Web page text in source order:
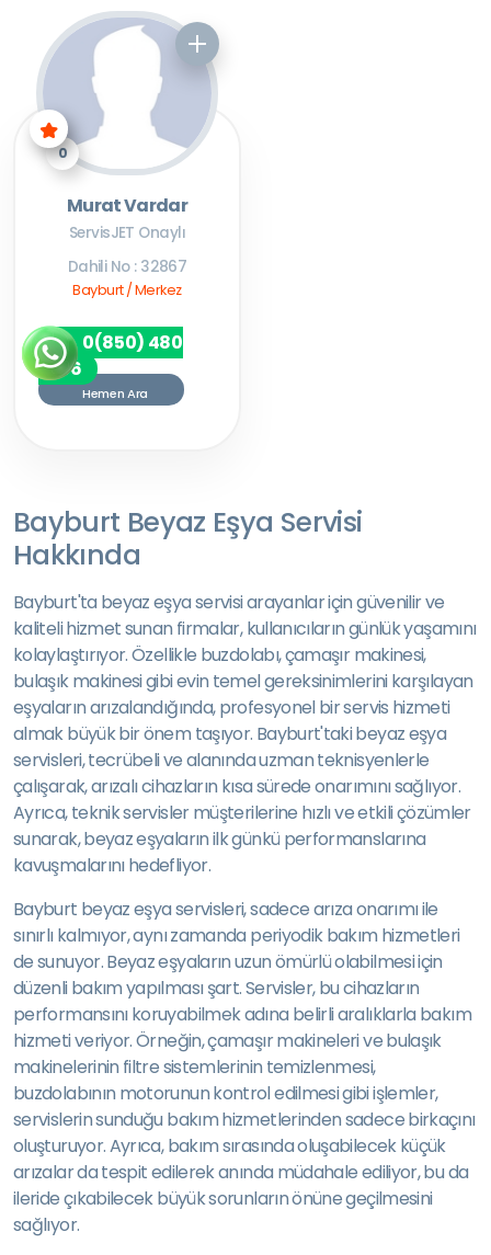
0
Murat Vardar
ServisJET Onaylı
Dahili No : 32867
Bayburt / Merkez
0(850) 480
7256
Hemen Ara
Bayburt Beyaz Eşya Servisi
Hakkında
Bayburt'ta beyaz eşya servisi arayanlar için güvenilir ve
kaliteli hizmet sunan firmalar, kullanıcıların günlük yaşamını
kolaylaştırıyor. Özellikle buzdolabı, çamaşır makinesi,
bulaşık makinesi gibi evin temel gereksinimlerini karşılayan
eşyaların arızalandığında, profesyonel bir servis hizmeti
almak büyük bir önem taşıyor. Bayburt'taki beyaz eşya
servisleri, tecrübeli ve alanında uzman teknisyenlerle
çalışarak, arızalı cihazların kısa sürede onarımını sağlıyor.
Ayrıca, teknik servisler müşterilerine hızlı ve etkili çözümler
sunarak, beyaz eşyaların ilk günkü performanslarına
kavuşmalarını hedefliyor.
Bayburt beyaz eşya servisleri, sadece arıza onarımı ile
sınırlı kalmıyor, aynı zamanda periyodik bakım hizmetleri
de sunuyor. Beyaz eşyaların uzun ömürlü olabilmesi için
düzenli bakım yapılması şart. Servisler, bu cihazların
performansını koruyabilmek adına belirli aralıklarla bakım
hizmeti veriyor. Örneğin, çamaşır makineleri ve bulaşık
makinelerinin filtre sistemlerinin temizlenmesi,
buzdolabının motorunun kontrol edilmesi gibi işlemler,
servislerin sunduğu bakım hizmetlerinden sadece birkaçını
oluşturuyor. Ayrıca, bakım sırasında oluşabilecek küçük
arızalar da tespit edilerek anında müdahale ediliyor, bu da
ileride çıkabilecek büyük sorunların önüne geçilmesini
sağlıyor.